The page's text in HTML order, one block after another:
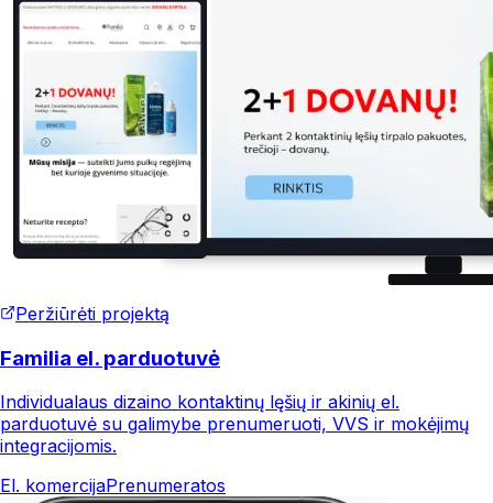
Peržiūrėti projektą
Familia el. parduotuvė
Individualaus dizaino kontaktinų lęšių ir akinių el.
parduotuvė su galimybe prenumeruoti, VVS ir mokėjimų
integracijomis.
El. komercijaPrenumeratos